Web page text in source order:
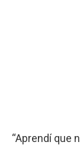
“Aprendí que